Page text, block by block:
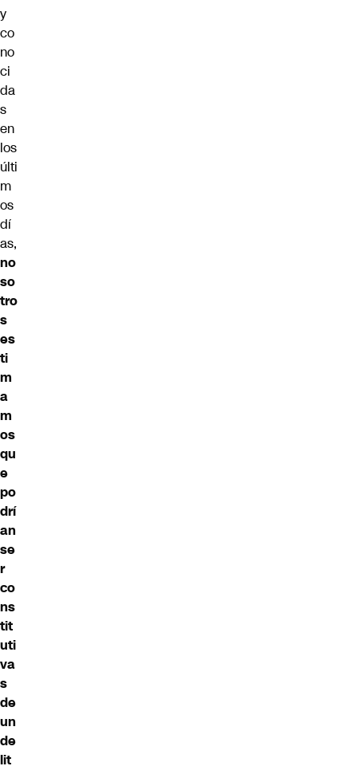
y
co
no
ci
da
s
en
los
últi
m
os
dí
as,
no
so
tro
s
es
ti
m
a
m
os
qu
e
po
drí
an
se
r
co
ns
tit
uti
va
s
de
un
de
lit